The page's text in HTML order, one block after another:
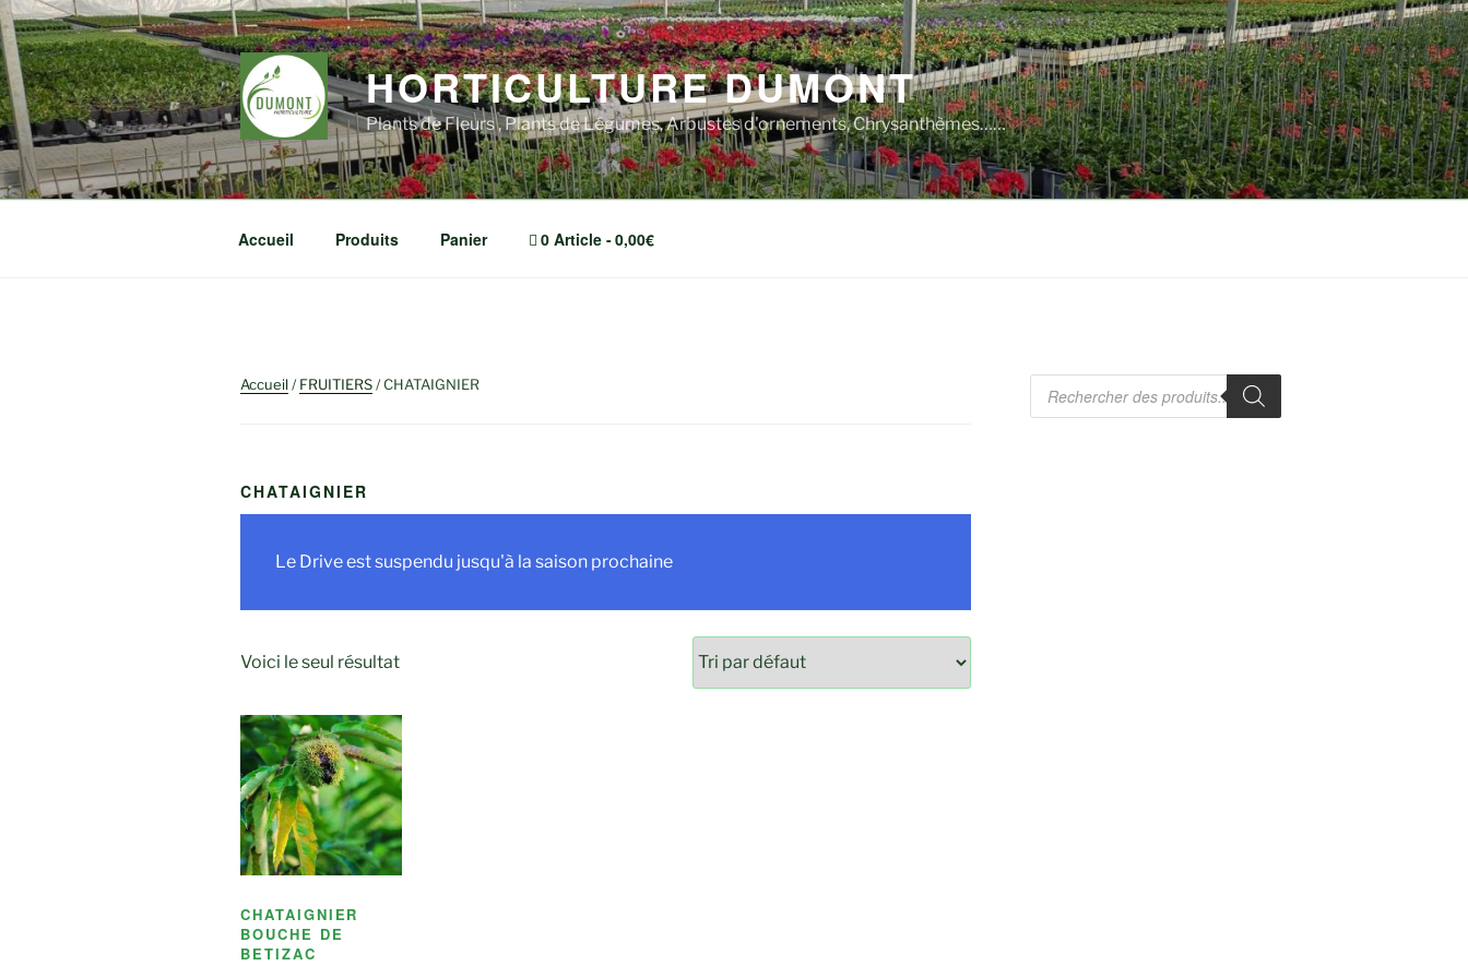
Aller
au
contenu
principal
HORTICULTURE DUMONT
Plants de Fleurs , Plants de Légumes, Arbustes d'ornements, Chrysanthèmes……
Accueil Produits Panier 0 Article 0,00€
Accueil/FRUITIERS/ CHATAIGNIER
CHATAIGNIER
Le Drive est suspendu jusqu'à la saison prochaine
Voici le seul résultat
CHATAIGNIER
BOUCHE DE
BETIZAC
Recherche
de
produits